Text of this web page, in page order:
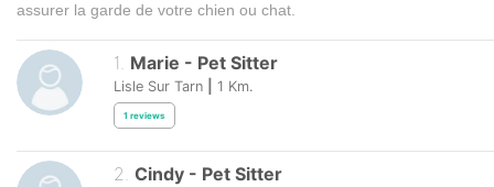
assurer la garde de votre chien ou chat.
1. Marie - Pet Sitter
Lisle Sur Tarn 1 Km.
1 reviews
2. Cindy - Pet Sitter